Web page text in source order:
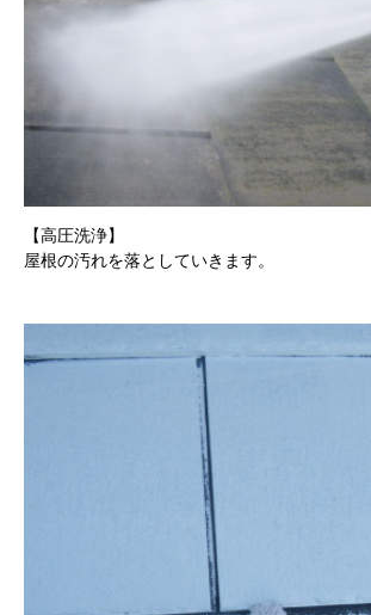
【高圧洗浄】
屋根の汚れを落としていきます。